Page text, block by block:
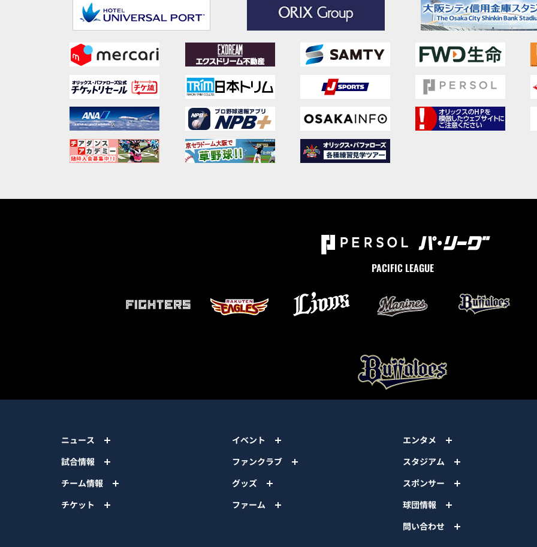
PACIFIC LEAGUE
ニュース
試合情報
チーム情報
チケット
イベント
ファンクラブ
グッズ
ファーム
エンタメ
スタジアム
スポンサー
球団情報
問い合わせ